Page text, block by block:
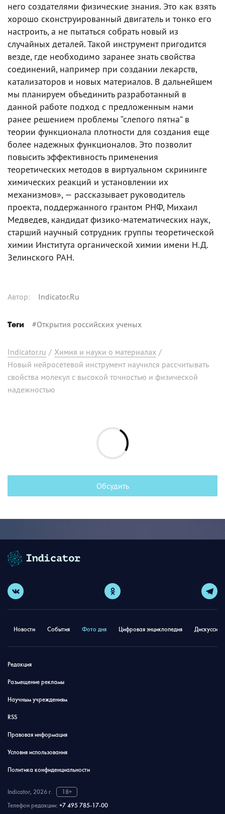
него создателями физические знания. Это как взять
хорошо сконструированный двигатель и тонко его
настроить, а не пытаться собрать новый из
случайных деталей. Такой инструмент пригодится
везде, где необходимо заранее знать свойства
соединений, например при создании лекарств,
катализаторов и новых материалов. В дальнейшем
мы планируем объединить разработанный в
данной работе подход с предложенным нами
ранее решением проблемы “слепого пятна” в
теории функционала плотности для создания еще
более надежных функционалов. Это позволит
повысить эффективность применения
теоретических методов в виртуальном скрининге
химических реакций и установлении их
механизмов», — рассказывает руководитель
проекта, поддержанного грантом РНФ, Михаил
Медведев, кандидат физико-математических наук,
старший научный сотрудник группы теоретической
химии Института органической химии имени Н.Д.
Зелинского РАН.
Автор: Indicator.Ru
Теги #Открытия российских ученых
Indicator.ru / Химия и науки о материалах /
Новый нейросетевой инструмент научился рассчитывать
свойства молекул с высокой точностью и физической
надежностью
Обсудить
Новости События Фото дня Цифровая энциклопедия
Редакция
Размещение рекламы
Научным учреждениям
RSS
Правовая информация
Условия использования
Политика конфиденциальности
Indicator, 2026 г.
18+
Телефон редакции: +7 495 785-17-00